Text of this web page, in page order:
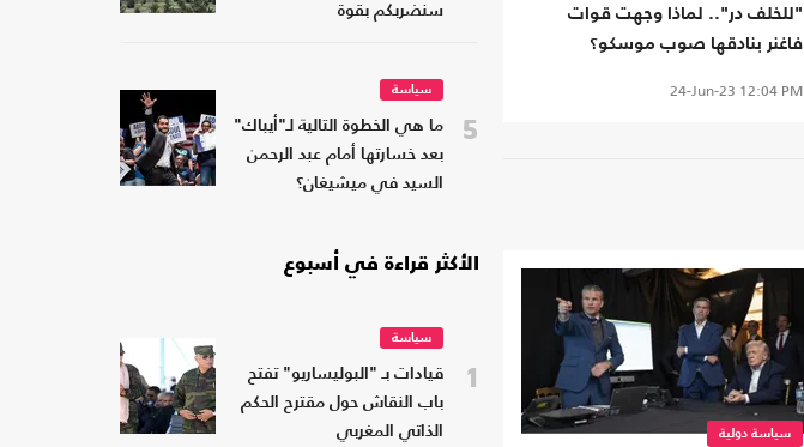
"للخلف در".. لماذا وجهت قوات
فاغنر بنادقها صوب موسكو؟
24-Jun-23 12:04 PM
سياسة دولية
سنضربكم بقوة
5
سياسة
ما هي الخطوة التالية لـ"أيباك"
بعد خسارتها أمام عبد الرحمن
السيد في ميشيغان؟
الأكثر قراءة في أسبوع
1
سياسة
قيادات بـ "البوليساريو" تفتح
باب النقاش حول مقترح الحكم
الذاتي المغربي